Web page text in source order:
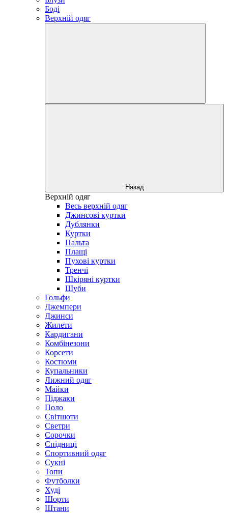
Боді
Верхній одяг
Назад
Верхній одяг
Весь верхній одяг
Джинсові куртки
Дублянки
Куртки
Пальта
Плащі
Пухові куртки
Тренчі
Шкіряні куртки
Шуби
Гольфи
Джемпери
Джинси
Жилети
Кардигани
Комбінезони
Корсети
Костюми
Купальники
Лижний одяг
Майки
Піджаки
Поло
Світшоти
Светри
Сорочки
Спідниці
Спортивний одяг
Сукні
Топи
Футболки
Худі
Шорти
Штани